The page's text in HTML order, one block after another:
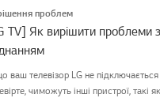
проблем
TV] Як вирішити проблеми
ваш телевізор LG не підключається
чиможуть інші пристрої, такі